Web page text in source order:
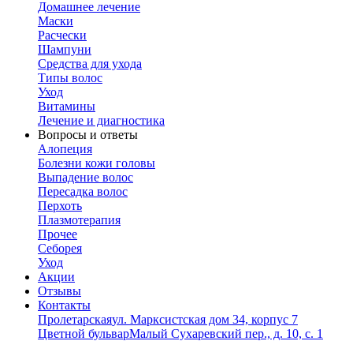
Домашнее лечение
Маски
Расчески
Шампуни
Средства для ухода
Типы волос
Уход
Витамины
Лечение и диагностика
Вопросы и ответы
Алопеция
Болезни кожи головы
Выпадение волос
Пересадка волос
Перхоть
Плазмотерапия
Прочее
Себорея
Уход
Акции
Отзывы
Контакты
Пролетарскаяул. Марксистская дом 34, корпус 7
Цветной бульварМалый Сухаревский пер., д. 10, с. 1